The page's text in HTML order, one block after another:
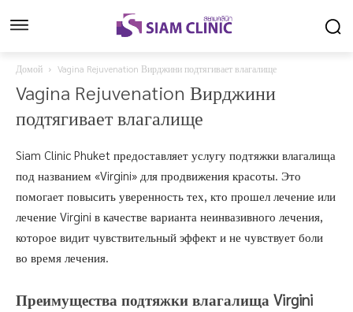
Домой Vagina Rejuvenation Вирджини подтягивает влагалище
Vagina Rejuvenation Вирджини
подтягивает влагалище
Siam Clinic Phuket предоставляет услугу подтяжки влагалища
под названием «Virgini» для продвижения красоты. Это
помогает повысить уверенность тех, кто прошел лечение или
лечение Virgini в качестве варианта неинвазивного лечения,
которое видит чувствительный эффект и не чувствует боли
во время лечения.
Преимущества подтяжки влагалища Virgini